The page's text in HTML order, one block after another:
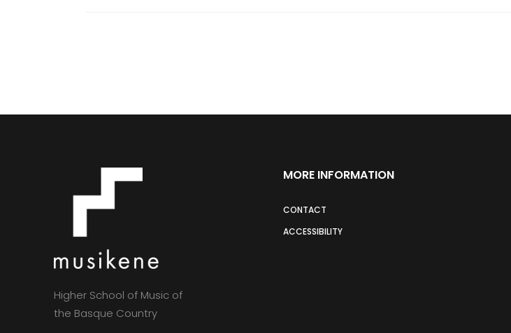
Higher School of Music of
the Basque Country
MORE INFORMATION
CONTACT
ACCESSIBILITY